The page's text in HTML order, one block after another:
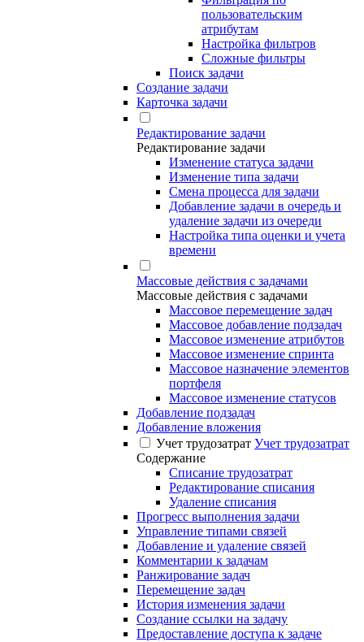
пользовательским
атрибутам
Настройка фильтров
Сложные фильтры
Поиск задачи
Создание задачи
Карточка задачи
Редактирование задачи
Редактирование задачи
Изменение статуса задачи
Изменение типа задачи
Смена процесса для задачи
Добавление задачи в очередь и
удаление задачи из очереди
Настройка типа оценки и учета
времени
Массовые действия с задачами
Массовые действия с задачами
Массовое перемещение задач
Массовое добавление подзадач
Массовое изменение атрибутов
Массовое изменение спринта
Массовое назначение элементов
портфеля
Массовое изменение статусов
Добавление подзадач
Добавление вложения
Учет трудозатрат Учет трудозатрат
Содержание
Списание трудозатрат
Редактирование списания
Удаление списания
Прогресс выполнения задачи
Управление типами связей
Добавление и удаление связей
Комментарии к задачам
Ранжирование задач
Перемещение задач
История изменения задачи
Создание ссылки на задачу
Предоставление доступа к задаче